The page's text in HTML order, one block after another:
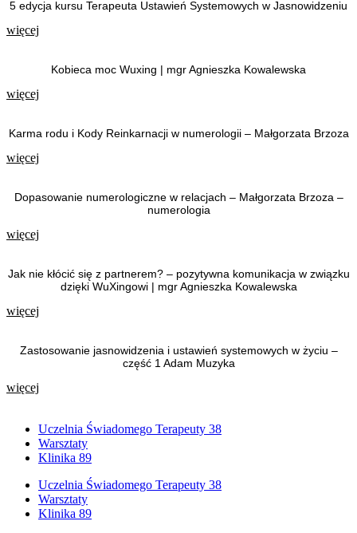
5 edycja kursu Terapeuta Ustawień Systemowych w Jasnowidzeniu
więcej
Kobieca moc Wuxing | mgr Agnieszka Kowalewska
więcej
Karma rodu i Kody Reinkarnacji w numerologii – Małgorzata Brzoza
więcej
Dopasowanie numerologiczne w relacjach – Małgorzata Brzoza –
numerologia
więcej
Jak nie kłócić się z partnerem? – pozytywna komunikacja w związku
dzięki WuXingowi | mgr Agnieszka Kowalewska
więcej
Zastosowanie jasnowidzenia i ustawień systemowych w życiu –
część 1 Adam Muzyka
więcej
Uczelnia Świadomego Terapeuty 38
Warsztaty
Klinika 89
Uczelnia Świadomego Terapeuty 38
Warsztaty
Klinika 89